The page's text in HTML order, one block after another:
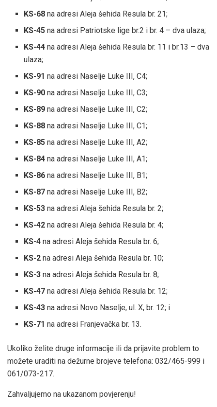
KS-68 na adresi Aleja šehida Resula br. 21;
KS-45na adresi Patriotske lige br.2 i br. 4 – dva ulaza;
KS-44na adresi Aleja šehida Resula br. 11 i br.13 – dva
ulaza;
KS-91na adresi Naselje Luke III, C4;
KS-90na adresi Naselje Luke III, C3;
KS-89na adresi Naselje Luke III, C2;
KS-88na adresi Naselje Luke III, C1;
KS-85na adresi Naselje Luke III, A2;
KS-84na adresi Naselje Luke III, A1;
KS-86na adresi Naselje Luke III, B1;
KS-87na adresi Naselje Luke III, B2;
KS-53 na adresi Aleja šehida Resula br. 2;
KS-42 na adresi Aleja šehida Resula br. 4;
KS-4 na adresi Aleja šehida Resula br. 6;
KS-2na adresi Aleja šehida Resula br. 10;
KS-3 na adresi Aleja šehida Resula br. 8;
KS-47 na adresi Aleja šehida Resula br. 12;
KS-43na adresi Novo Naselje, ul. X, br. 12; i
KS-71na adresi Franjevačka br. 13.
Ukoliko želite druge informacije ili da prijavite problem to
možete uraditi na dežurne brojeve telefona: 032/465-999 i
061/073-217.
Zahvaljujemo na ukazanom povjerenju!